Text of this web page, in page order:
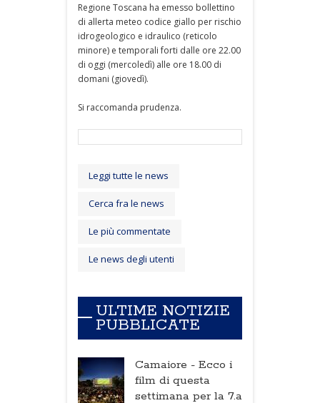
Regione Toscana ha emesso bollettino
di allerta meteo codice giallo per rischio
idrogeologico e idraulico (reticolo
minore) e temporali forti dalle ore 22.00
di oggi (mercoledì) alle ore 18.00 di
domani (giovedì).
Si raccomanda prudenza.
Leggi tutte le news
Cerca fra le news
Le più commentate
Le news degli utenti
ULTIME NOTIZIE
PUBBLICATE
Camaiore - Ecco i
film di questa
settimana per la 7.a